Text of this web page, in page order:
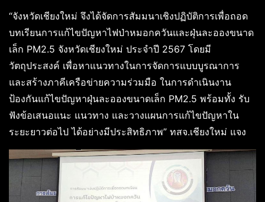
“จังหวัดเชียงใหม่ จึงได้จัดการสัมมนาเชิงปฏิบัติการเพื่อถอด
บทเรียนการแก้ไขปัญหาไฟป่าหมอกควันและฝุ่นละอองขนาด
เล็ก PM2.5 จังหวัดเชียงใหม่ ประจำปี 2567 โดยมี
วัตถุประสงค์ เพื่อหาแนวทางในการจัดการแบบบูรณาการ
และสร้างภาคีเครือข่ายความร่วมมือ ในการดำเนินงาน
ป้องกันแก้ไขปัญหาฝุ่นละอองขนาดเล็ก PM2.5 พร้อมทั้ง รับ
ฟังข้อเสนอแนะ แนวทาง และวางแผนการแก้ไขปัญหาใน
ระยะยาวต่อไป ได้อย่างมีประสิทธิภาพ” ทสจ.เชียงใหม่ แจง